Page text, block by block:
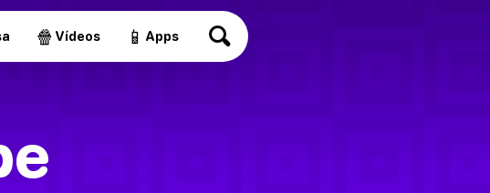
🍿 Vídeos 📱 Apps